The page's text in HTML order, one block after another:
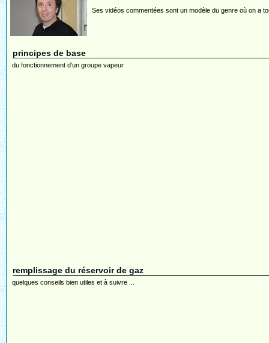
Ses vidéos commentées sont un modèle du genre où on a
principes de base
du fonctionnement d'un groupe vapeur
remplissage du réservoir de gaz
quelques conseils bien utiles et à suivre ...